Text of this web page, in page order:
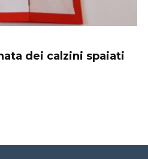
dei calzini spaiati